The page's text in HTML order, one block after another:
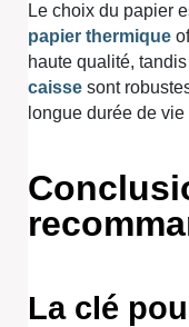
Le choix du papier
papier thermique
haute qualité,
caisse sont
longue durée de
La clé